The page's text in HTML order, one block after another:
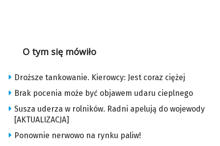
O tym się mówiło
Droższe tankowanie. Kierowcy: Jest coraz ciężej
Brak pocenia może być objawem udaru cieplnego
Susza uderza w rolników. Radni apelują do wojewody
[AKTUALIZACJA]
Ponownie nerwowo na rynku paliw!